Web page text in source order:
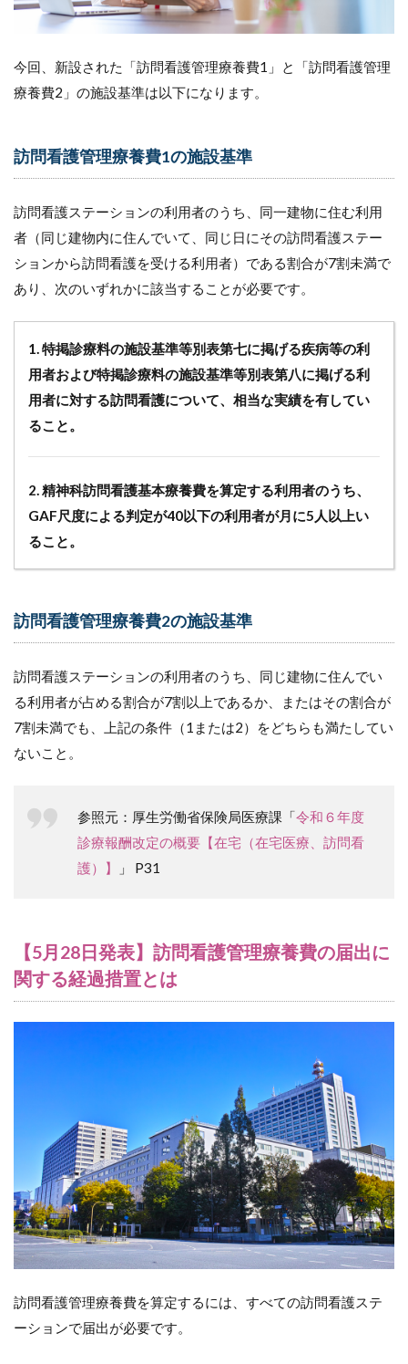
今回、新設された「訪問看護管理療養費1」と「訪問看護管理
療養費2」の施設基準は以下になります。
訪問看護管理療養費1の施設基準
訪問看護ステーションの利用者のうち、同一建物に住む利用
者（同じ建物内に住んでいて、同じ日にその訪問看護ステー
ションから訪問看護を受ける利用者）である割合が7割未満で
あり、次のいずれかに該当することが必要です。
1. 特掲診療料の施設基準等別表第七に掲げる疾病等の利
用者および特掲診療料の施設基準等別表第八に掲げる利
用者に対する訪問看護について、相当な実績を有してい
ること。
2. 精神科訪問看護基本療養費を算定する利用者のうち、
GAF尺度による判定が40以下の利用者が月に5人以上い
ること。
訪問看護管理療養費2の施設基準
訪問看護ステーションの利用者のうち、同じ建物に住んでい
る利用者が占める割合が7割以上であるか、またはその割合が
7割未満でも、上記の条件（1または2）をどちらも満たしてい
ないこと。
参照元：厚生労働省保険局医療課「令和６年度
診療報酬改定の概要【在宅（在宅医療、訪問看
護）】
」 P31
【5月28日発表】訪問看護管理療養費の届出に
関する経過措置とは
訪問看護管理療養費を算定するには、すべての訪問看護ステ
ーションで届出が必要です。